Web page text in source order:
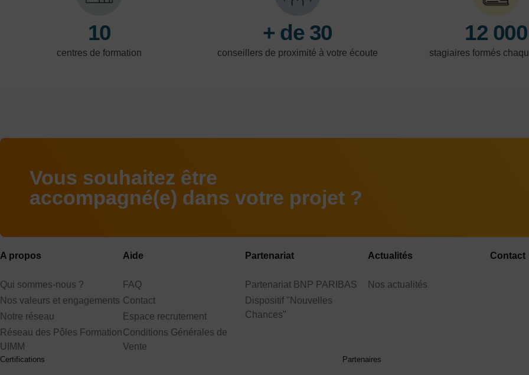
10
centres de formation
+ de 30
conseillers de proximité à votre écoute
12 000
stagiaires formés
Vous souhaitez être
accompagné(e) dans votre projet ?
A propos
Qui sommes-nous ?
Nos valeurs et engagements
Notre réseau
Réseau des Pôles Formation
UIMM
Aide
FAQ
Contact
Espace recrutement
Conditions Générales de
Vente
Partenariat
Partenariat BNP PARIBAS
Dispositif "Nouvelles
Chances"
Actualités
Nos actualités
Contact
Certifications Partenaires